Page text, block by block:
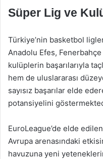
Süper Lig ve
Türkiye’nin basketbol
Anadolu Efes,
kulüplerin başarılarıyla
hem de uluslararası
sayısız başarılar elde
potansiyelini
EuroLeague’de elde
Avrupa arenasındaki
havuzuna yeni